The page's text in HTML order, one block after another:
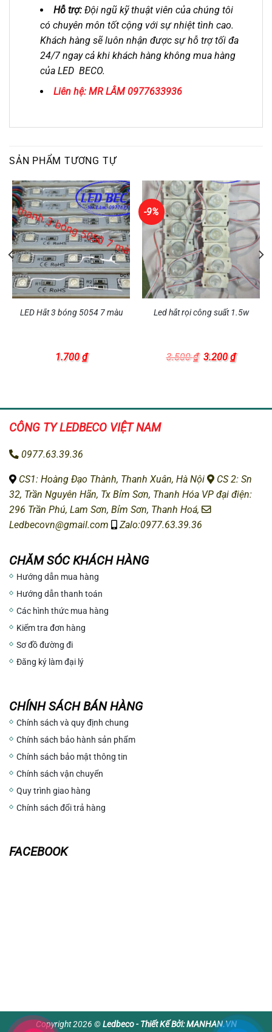
Hỗ trợ: Đội ngũ kỹ thuật viên của chúng tôi
có chuyên môn tốt cộng với sự nhiệt tình cao.
Khách hàng sẽ luôn nhận được sự hỗ trợ tối đa
24/7 ngay cả khi khách hàng không mua hàng
của LED BECO.
Liên hệ: MR LÂM 0977633936
SẢN PHẨM TƯƠNG TỰ
LED Hắt 3 bóng 5054 7 màu
1.700₫
-9%
Led hắt rọi công suất 1.5w
3.500₫ Giá
3.200₫Giá
hiện
CÔNG TY LEDBECO VIỆT NAM
0977.63.39.36
CS1: Hoàng Đạo Thành, Thanh Xuân, Hà Nội
CS 2: Sn
32, Trần Nguyên Hãn, Tx Bỉm Sơn, Thanh Hóa VP đại điện:
296 Trần Phú, Lam Sơn, Bỉm Sơn, Thanh Hoá,
Ledbecovn@gmail.com
Zalo:0977.63.39.36
CHĂM SÓC KHÁCH HÀNG
Hướng dẫn mua hàng
Hướng dẫn thanh toán
Các hình thức mua hàng
Kiểm tra đơn hàng
Sơ đồ đường đi
Đăng ký làm đại lý
CHÍNH SÁCH BÁN HÀNG
Chính sách và quy định chung
Chính sách bảo hành sản phẩm
Chính sách bảo mật thông tin
Chính sách vận chuyển
Quy trình giao hàng
Chính sách đổi trả hàng
FACEBOOK
Copyright 2026 ©Ledbeco - Thiết Kế Bởi:MANHAN.VN